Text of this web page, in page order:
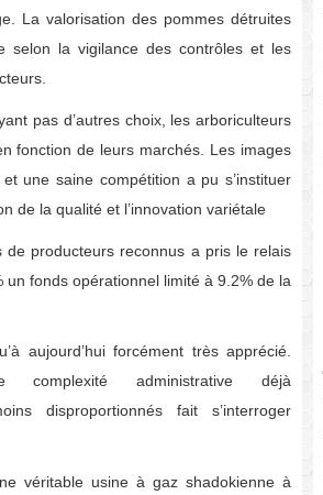
La valorisation des pommes détruites
selon la vigilance des contrôles et les
pas d’autres choix, les arboriculteurs
fonction de leurs marchés. Les images
une saine compétition a pu s’instituer
de la qualité et l’innovation variétale
producteurs reconnus a pris le relais
fonds opérationnel limité à 9.2% de la
aujourd’hui forcément très apprécié.
complexité administrative déjà
disproportionnés fait s’interroger
véritable usine à gaz shadokienne à